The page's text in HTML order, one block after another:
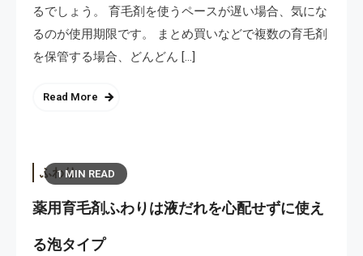
るでしょう。 育毛剤を使うペースが遅い場合、気にな
るのが使用期限です。 まとめ買いなどで複数の育毛剤
を保管する場合、どんどん […]
Read More
1 MIN READ
ふわり
薬用育毛剤ふわりは液だれを心配せずに使え
る泡タイプ